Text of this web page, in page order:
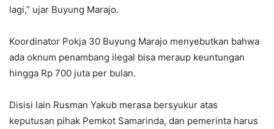
lagi,” ujar Buyung Marajo.
Koordinator Pokja 30 Buyung Marajo menyebutkan bahwa
ada oknum penambang ilegal bisa meraup keuntungan
hingga Rp 700 juta per bulan.
Disisi lain Rusman Yakub merasa bersyukur atas
keputusan pihak Pemkot Samarinda, dan pemerinta harus